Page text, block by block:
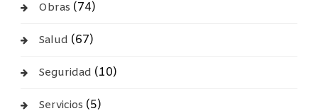
Obras (74)
Salud (67)
Seguridad (10)
Servicios (5)